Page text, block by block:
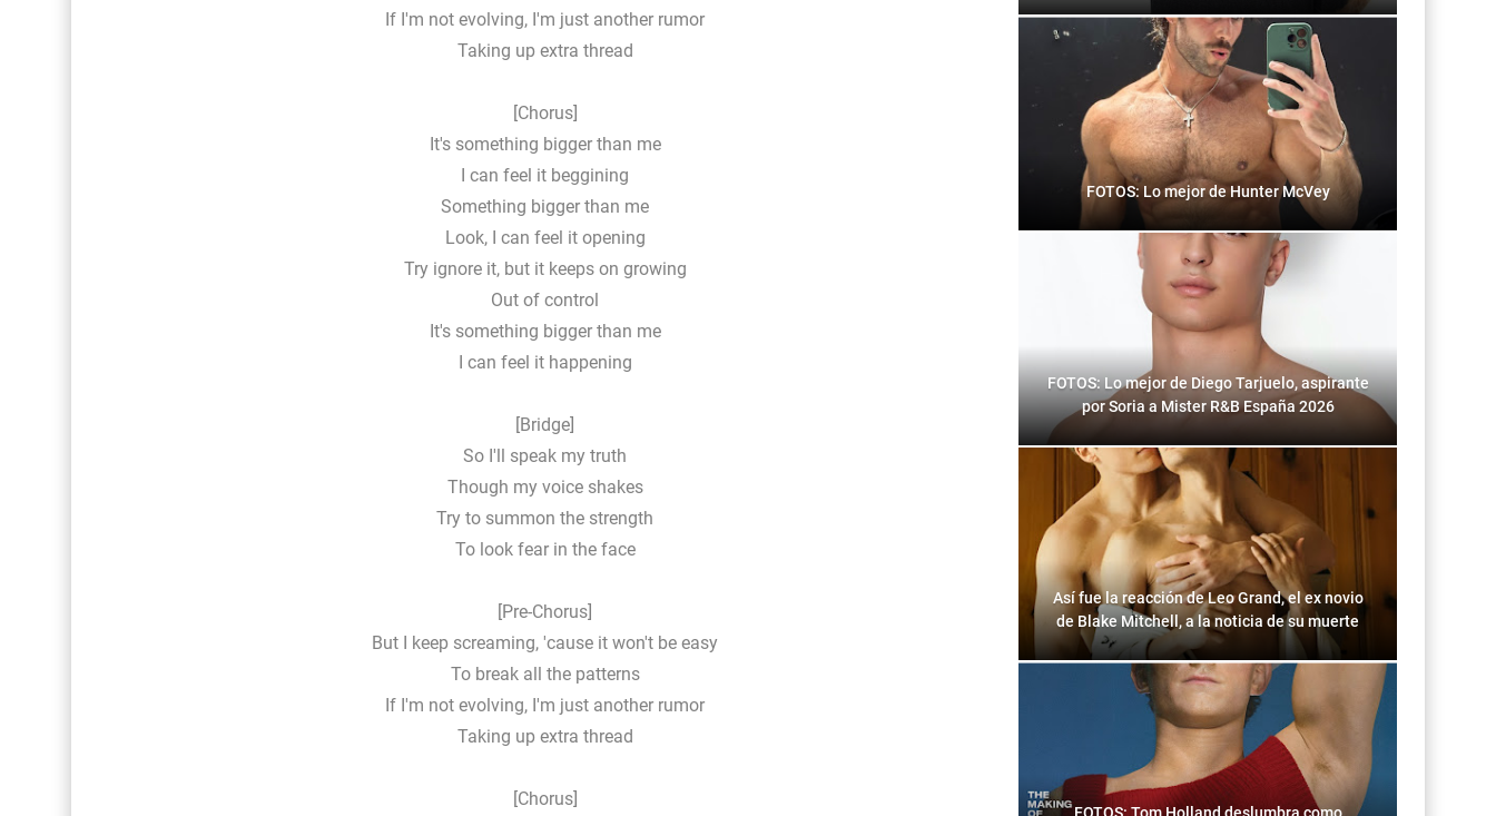
If I'm not evolving, I'm just another rumor
Taking up extra thread
[Chorus]
It's something bigger than me
I can feel it beggining
Something bigger than me
Look, I can feel it opening
Try ignore it, but it keeps on growing
Out of control
It's something bigger than me
I can feel it happening
[Bridge]
So I'll speak my truth
Though my voice shakes
Try to summon the strength
To look fear in the face
[Pre-Chorus]
But I keep screaming, 'cause it won't be easy
To break all the patterns
If I'm not evolving, I'm just another rumor
Taking up extra thread
[Chorus]
FOTOS: Lo mejor de Hunter McVey
FOTOS: Lo mejor de Diego Tarjuelo, aspirante
por Soria a Mister R&B España 2026
Así fue la reacción de Leo Grand, el ex novio
de Blake Mitchell, a la noticia de su muerte